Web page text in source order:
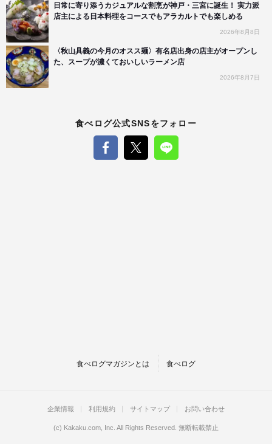
日常に寄り添うカジュアルな割烹が神戸・三宮に誕生！ 実力派
店主による日本料理をコースでもアラカルトでも楽しめる
2026年8月8日
〈秋山具義の今月のオスス麺〉有名店出身の店主がオープンし
た、スープが濃くておいしいラーメン店
2026年8月7日
食べログ公式SNSをフォロー
食べログマガジンとは 食べログ
企業情報 利用規約 サイトマップ お問い合わせ
(c) Kakaku.com, Inc. All Rights Reserved. 無断転載禁止